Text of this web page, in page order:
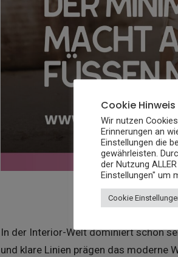
In der Interior-Welt dominiert schon
und klare Linien prägen das moderne
Cookie Hinweis
Wir nutzen
Erinnerungen an
Einstellungen die
gewährleisten.
der Nutzung
Einstellungen" um
Cookie